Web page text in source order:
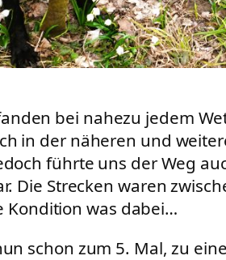
bei nahezu jedem
in der näheren und
führte uns der Weg
Die Strecken waren
Kondition was dabei…
schon zum 5. Mal, zu